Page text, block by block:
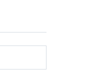
Farul
Vs